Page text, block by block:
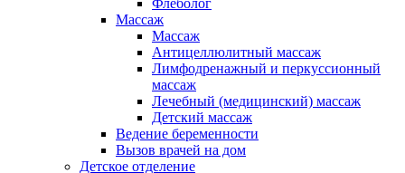
Флеболог
Массаж
Массаж
Антицеллюлитный массаж
Лимфодренажный и перкуссионный
массаж
Лечебный (медицинский) массаж
Детский массаж
Ведение беременности
Вызов врачей на дом
Детское отделение